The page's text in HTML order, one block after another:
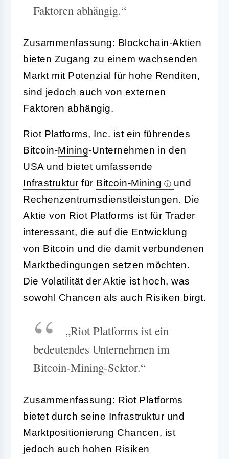
Faktoren abhängig.“
Zusammenfassung: Blockchain-Aktien
bieten Zugang zu einem wachsenden
Markt mit Potenzial für hohe Renditen,
sind jedoch auch von externen
Faktoren abhängig.
Riot Platforms, Inc. ist ein führendes
Bitcoin-Mining-Unternehmen in den
USA und bietet umfassende
Infrastruktur für Bitcoin-Mining
und
Rechenzentrumsdienstleistungen. Die
Aktie von Riot Platforms ist für Trader
interessant, die auf die Entwicklung
von Bitcoin und die damit verbundenen
Marktbedingungen setzen möchten.
Die Volatilität der Aktie ist hoch, was
sowohl Chancen als auch Risiken birgt.
„Riot Platforms ist ein
bedeutendes Unternehmen im
Bitcoin-Mining-Sektor.“
Zusammenfassung: Riot Platforms
bietet durch seine Infrastruktur und
Marktpositionierung Chancen, ist
jedoch auch hohen Risiken